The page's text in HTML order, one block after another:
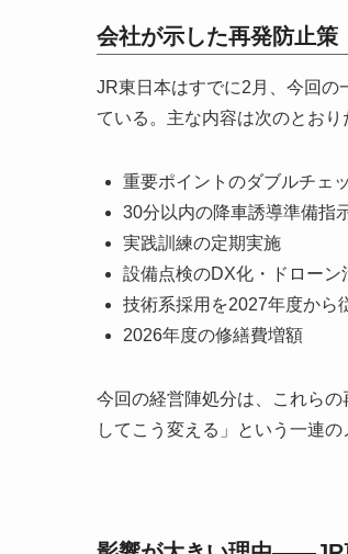
会社が示した再発防止策
JR東日本はすでに2月、今回の
ている。主な内容は次のとおり
重要ポイントのダブルチェ
30分以内の降車誘導準備指
実践訓練の定期実施
設備点検のDX化・ドローン
技術系採用を2027年度から
2026年度の修繕費増額
今回の経営陣処分は、これら
してこう変える」という一連の